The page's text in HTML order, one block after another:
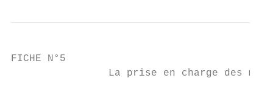
FICHE N°5
La prise en charge des